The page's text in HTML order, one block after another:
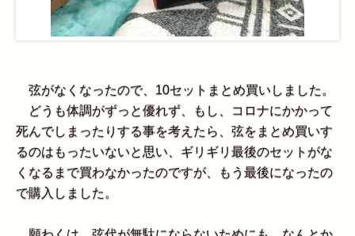
弦がなくなったので、10セットまとめ買いしました。
どうも体調がずっと優れず、もし、コロナにかかって
死んでしまったりする事を考えたら、弦をまとめ買いす
るのはもったいないと思い、ギリギリ最後のセットがな
くなるまで買わなかったのですが、もう最後になったの
で購入しました。